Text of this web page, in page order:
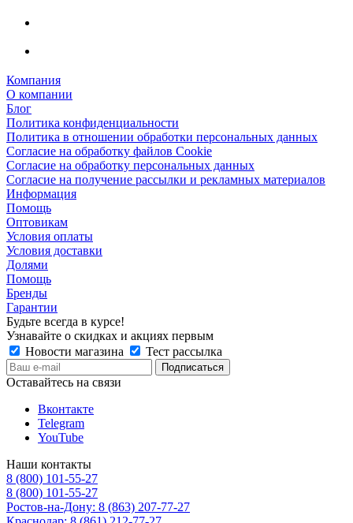
Компания
О компании
Блог
Политика конфиденциальности
Политика в отношении обработки персональных данных
Согласие на обработку файлов Cookie
Согласие на обработку персональных данных
Согласие на получение рассылки и рекламных материалов
Информация
Помощь
Оптовикам
Условия оплаты
Условия доставки
Долями
Помощь
Бренды
Гарантии
Будьте всегда в курсе!
Узнавайте о скидках и акциях первым
Новости магазина
Тест рассылка
Оставайтесь на связи
Вконтакте
Telegram
YouTube
Наши контакты
8 (800) 101-55-27
8 (800) 101-55-27
Ростов-на-Дону: 8 (863) 207-77-27